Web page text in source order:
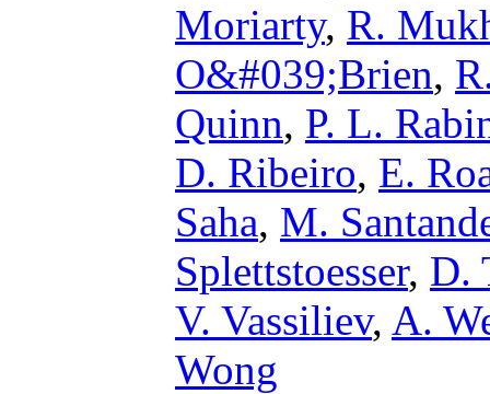
Moriarty, R.
O&#039;Brien,
Quinn, P. L.
D. Ribeiro, E.
Saha, M.
Splettstoesser, D.
V. Vassiliev, A.
Wong